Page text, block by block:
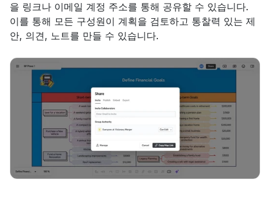
을 링크나 이메일 계정 주소를 통해 공유할 수 있습니다.
이를 통해 모든 구성원이 계획을 검토하고 통찰력 있는 제
안, 의견, 노트를 만들 수 있습니다.